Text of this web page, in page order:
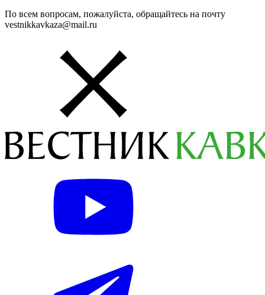
По всем вопросам, пожалуйста, обращайтесь на почту
vestnikkavkaza@mail.ru